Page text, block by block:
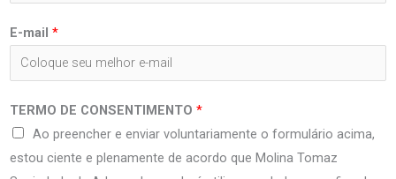
E-mail *
TERMO DE CONSENTIMENTO *
Ao preencher e enviar voluntariamente o formulário acima,
estou ciente e plenamente de acordo que Molina Tomaz